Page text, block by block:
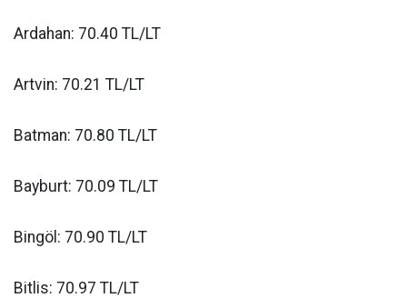
Ardahan: 70.40 TL/LT
Artvin: 70.21 TL/LT
Batman: 70.80 TL/LT
Bayburt: 70.09 TL/LT
Bingöl: 70.90 TL/LT
Bitlis: 70.97 TL/LT